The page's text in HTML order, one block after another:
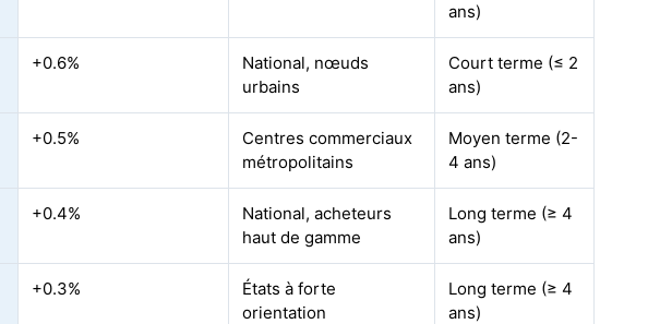
ans)
+0.6%
National, nœuds
urbains
Court terme (≤ 2
ans)
+0.5%
Centres commerciaux
métropolitains
Moyen terme (2-
4 ans)
+0.4%
National, acheteurs
haut de gamme
Long terme (≥ 4
ans)
+0.3%
États à forte
orientation
Long terme (≥ 4
ans)